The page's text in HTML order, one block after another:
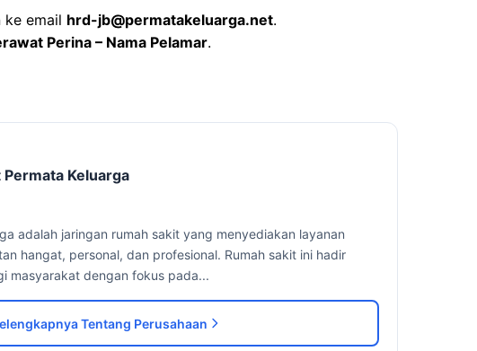
ke email hrd-jb@permatakeluarga.net.
Perina – Nama Pelamar.
Permata Keluarga
adalah jaringan rumah sakit yang menyediakan layanan
hangat, personal, dan profesional. Rumah sakit ini hadir
masyarakat dengan fokus pada...
Tentang Perusahaan